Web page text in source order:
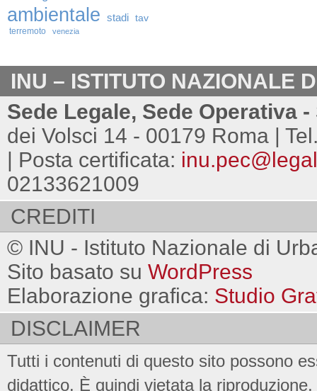
ambientale stadi tav
terremoto venezia
INU – ISTITUTO NAZIONALE
Sede Legale, Sede Operativa
dei Volsci 14 - 00179 Roma |
| Posta certificata:
02133621009
CREDITI
© INU - Istituto Nazionale di
Sito basato su WordPress
Elaborazione grafica: Studio
DISCLAIMER
Tutti i contenuti di questo sito possono
didattico. È quindi vietata la